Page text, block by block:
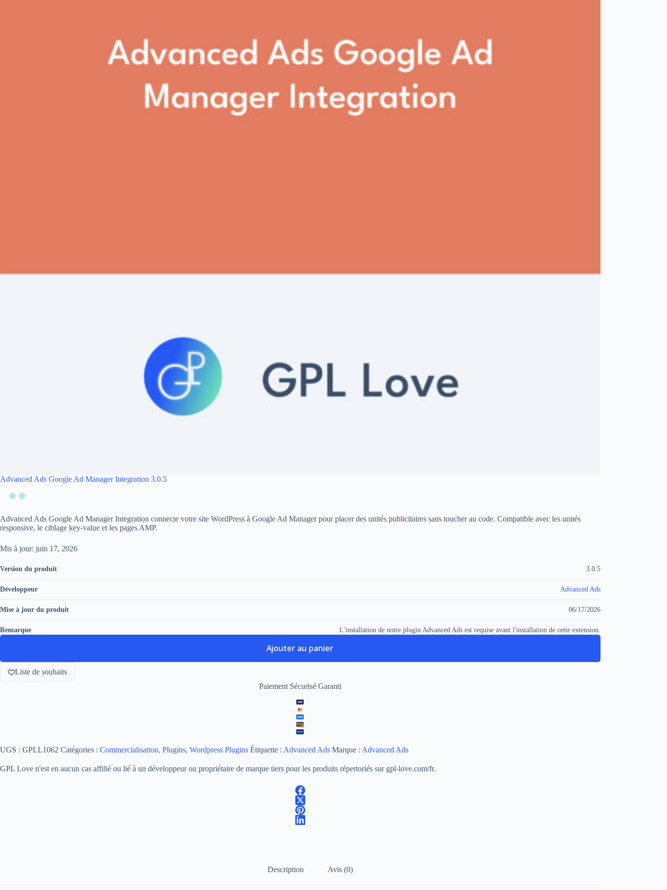
Advanced Ads Google Ad Manager Integration 3.0.5
Advanced Ads Google Ad Manager Integration connecte votre site WordPress à Google Ad Manager pour placer des unités publicitaires sans toucher au code. Compatible avec les unités
responsive, le ciblage key-value et les pages AMP.
Mis à jour: juin 17, 2026
Version du produit 3.0.5
Développeur Advanced Ads
Mise à jour du produit 06/17/2026
Remarque L'installation de notre plugin Advanced Ads est requise avant l'installation de cette extension.
Ajouter au panier
Liste de souhaits
Paiement Sécurisé Garanti
UGS : GPLL1062 Catégories : Commercialisation, Plugins, Wordpress Plugins Étiquette : Advanced Ads Marque : Advanced Ads
GPL Love n'est en aucun cas affilié ou lié à un développeur ou propriétaire de marque tiers pour les produits répertoriés sur gpl-love.com/fr.
Description Avis (0)